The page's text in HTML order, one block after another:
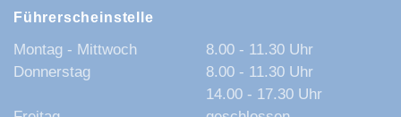
Führerscheinstelle
Montag - Mittwoch
8.00 - 11.30 Uhr
Donnerstag
8.00 - 11.30 Uhr
14.00 - 17.30 Uhr